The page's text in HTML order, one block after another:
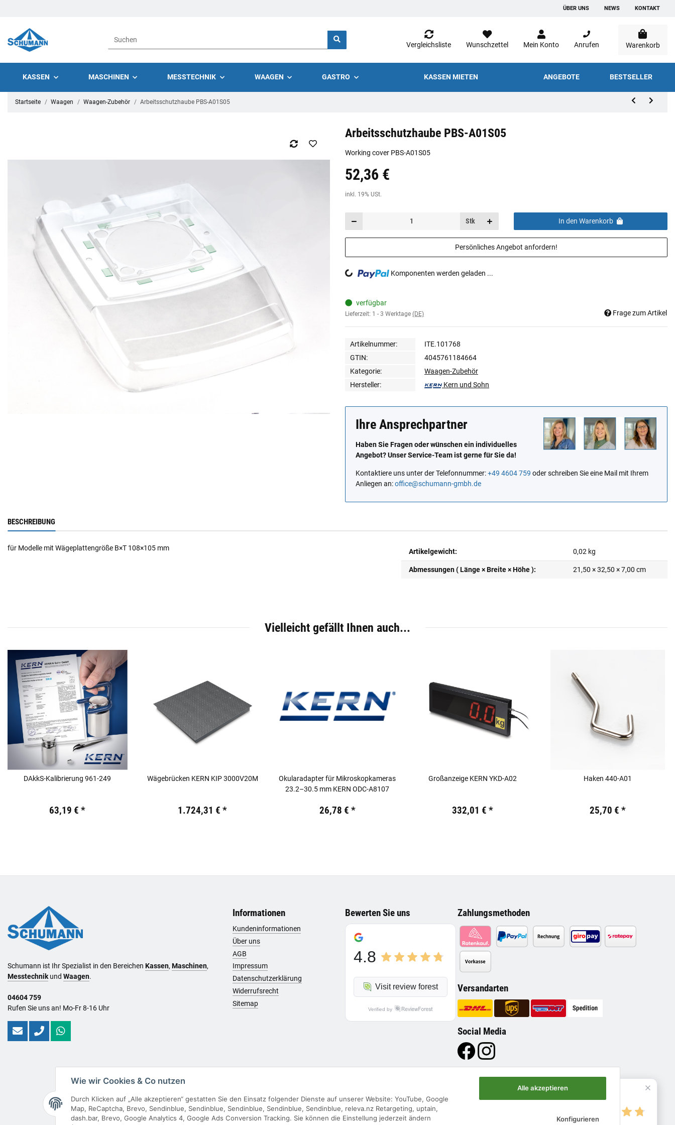
ÜBER UNS NEWS KONTAKT
Vergleichsliste Wunschzettel Mein Konto Anrufen Warenkorb
KASSEN MASCHINEN MESSTECHNIK WAAGEN GASTRO KASSEN MIETEN ANGEBOTE BESTSELLER
Startseite Waagen Waagen-Zubehör Arbeitsschutzhaube PBS-A01S05
Arbeitsschutzhaube PBS-A01S05
Working cover PBS-A01S05
Preis: 19,44 €inkl. 19% USt.
52,36 €
inkl. 19% USt.
Stk In den Warenkorb
Persönliches Angebot anfordern!
Loading... Komponenten werden geladen ...
verfügbar
Lieferzeit: 1 - 3 Werktage (DE) Frage zum Artikel
Artikelnummer:
ITE.101768
GTIN:
4045761184664
Kategorie:
Waagen-Zubehör
Hersteller:
Kern und Sohn
Ihre Ansprechpartner
Haben Sie Fragen oder wünschen ein individuelles
Angebot? Unser Service-Team ist gerne für Sie da!
Kontaktiere uns unter der Telefonnummer:+49 4604 759 oder schreiben Sie eine Mail mit Ihrem
Anliegen an:office@schumann-gmbh.de
BESCHREIBUNG
für Modelle mit Wägeplattengröße B×T 108×105 mm Artikelgewicht: 0,02 kg
Abmessungen ( Länge × Breite × Höhe ): 21,50 × 32,50 × 7,00 cm
Vielleicht gefällt Ihnen auch...
DAkkS-Kalibrierung 961-249
inkl. 19% USt.
63,19 €*
Wägebrücken KERN KIP 3000V20M
19,44 € inkl. 19% USt.
1.724,31 €*
Okularadapter für Mikroskopkameras
23.2–30.5 mm KERN ODC-A8107
inkl. 19% USt.
26,78 € *
Großanzeige KERN YKD-A02
19,44 €inkl. 19% USt.
332,01 € *
Haken 440-A01
inkl. 19% USt.
25,70 € *
Schumann ist Ihr Spezialist in den Bereichen Kassen, Maschinen,
Messtechnik und Waagen.
04604 759
Rufen Sie uns an! Mo-Fr 8-16 Uhr
Informationen
Kundeninformationen
Über uns
AGB
Impressum
Datenschutzerklärung
Widerrufsrecht
Sitemap
Bewerten Sie uns
4.8
Visit review forest
Verified by
Zahlungsmethoden
Versandarten
Social Media
Vertrag widerrufen
Wie wir Cookies & Co nutzen
Durch Klicken auf „Alle akzeptieren“ gestatten Sie den Einsatz folgender Dienste auf unserer Website: YouTube, Google
Map, ReCaptcha, Brevo, Sendinblue, Sendinblue, Sendinblue, Sendinblue, Sendinblue, releva.nz Retargeting, uptain,
dash.bar, Brevo, Google Analytics 4, Google Ads Conversion Tracking. Sie können die Einstellung jederzeit ändern
Alle akzeptieren
Konfigurieren